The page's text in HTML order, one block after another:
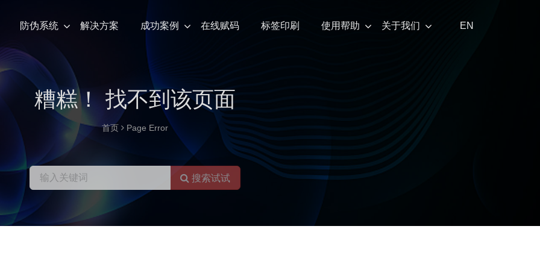
防伪系统 解决方案 成功案例 在线赋码 标签印刷 使用帮助 关于我们 EN
糟糕！ 找不到该页面
首页 Page Error
搜索试试